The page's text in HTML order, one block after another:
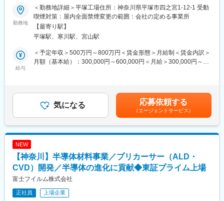
能材料等を提供しています。
「イメージング」領域では、大切な思い出を写真というカタチに
残し共有できる、チェキやデジタルカメラ、写ルンです等の製
品・サービスを提供し、人生を豊かにする写真の価値を発信して
います。
変更の範囲：本文参照
◆ワークライフバランス充実◎／年休126日・土日祝休み／月残
業20時間程／所定労働7時間45分◆
■職務内容：
・第一三共平塚製薬技術センター内の建物・設備の維持管理・修
繕、エネルギー管理・省エネ施策、業務環境の整備（レイアウト
業務
・社内申請書類等のCAD図面ほか作成業務
・設備・研究機器管理業務担当者の高齢化および要員不足に伴
う、主要戦力の補充および将来的な業務拡大に伴う増員対応。
・施設・設備を中心とした地域運営管理業務の中核社員としての
勤務地
＜勤務地詳細＞平塚工場住所：神奈川県平塚市四之宮1-12-1 受動
喫煙対策：屋内全面禁煙変更の範囲：会社の定める事業所
【最寄り駅】
平塚駅、寒川駅、宮山駅
給与
＜予定年収＞500万円～800万円＜賃金形態＞月給制＜賃金内訳＞
月額（基本給）：300,000円～600,000円＜月給＞300,000円～
当： 1 時間当り計算基礎の130％賃金はあくまでも目安の金額で
あり、選考を通じて上下する可能性があります。月給(月額)は固定
手当を含めた表記です。
気になる 応募依頼する
（エージェントサービス）
NEW
【神奈川】半導体材料事業／プリカーサー（ALD・
CVD）開発／半導体の進化に貢献◆東証プライム上場
富士フイルム株式会社
正社員 上場企業